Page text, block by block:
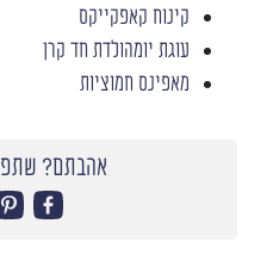
קינוח קאפקייקס
עוגת יומהולדת חד קרן
מאפינס חמוציות
אהבתם?